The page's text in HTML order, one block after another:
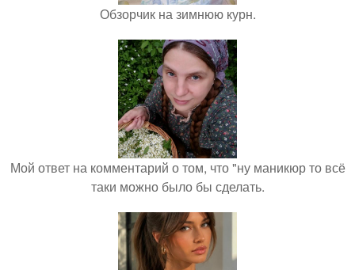
Обзорчик на зимнюю курн.
Мой ответ на комментарий о том, что "ну маникюр то всё
таки можно было бы сделать.